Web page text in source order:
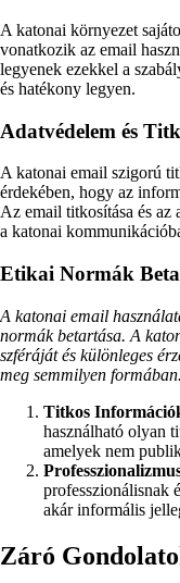
A katonai környezet
vonatkozik az email
legyenek ezekkel a
és hatékony legyen.
Adatvédelem és
A katonai email szigorú
érdekében, hogy az
Az email titkosítása és az
a katonai
Etikai Normák
A katonai email
normák betartása. A
szféráját és különleges
meg semmilyen formában.
Titkos
használható olyan
amelyek nem
professzionálisnak
akár informális
Záró